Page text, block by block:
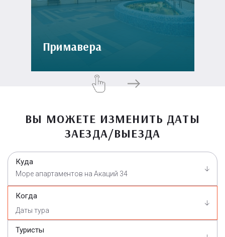
Примавера
ВЫ МОЖЕТЕ ИЗМЕНИТЬ ДАТЫ
ЗАЕЗДА/ВЫЕЗДА
Куда
Море апартаментов на Акаций 34
Когда
Туристы